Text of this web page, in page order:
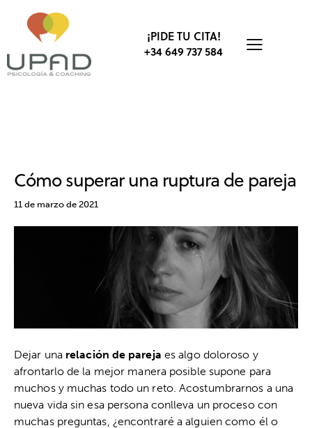
¡PIDE TU CITA!
+34 649 737 584
Cómo superar una ruptura de pareja
11 de marzo de 2021
Dejar una relación de pareja es algo doloroso y
afrontarlo de la mejor manera posible supone para
muchos y muchas todo un reto. Acostumbrarnos a una
nueva vida sin esa persona conlleva un proceso con
muchas preguntas, ¿encontraré a alguien como él o